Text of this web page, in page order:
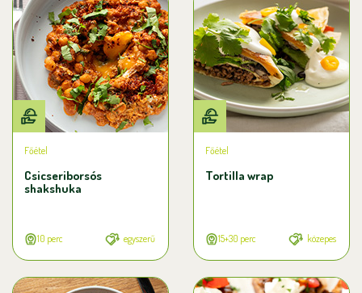
Főétel
Csicseriborsós
shakshuka
10 perc egyszerű
Főétel
Tortilla wrap
15+30 perc közepes